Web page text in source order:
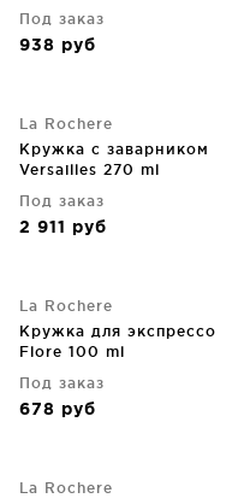
Под заказ
938 руб
La Rochere
Кружка с заварником
Versailles 270 ml
Под заказ
2 911 руб
La Rochere
Кружка для экспрессо
Flore 100 ml
Под заказ
678 руб
La Rochere